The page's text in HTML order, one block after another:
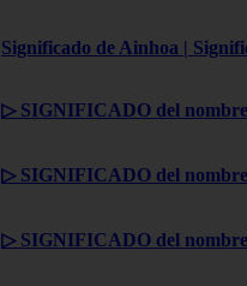
Significado de Ainhoa |
▷ SIGNIFICADO del nombre
▷ SIGNIFICADO del
▷ SIGNIFICADO del